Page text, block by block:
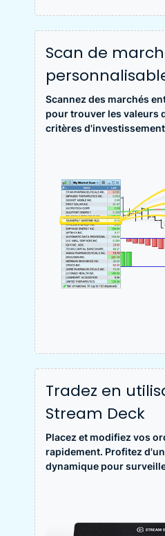
Scan de
Scannez des marchés
pour trouver les valeurs
critères
Tradez en
Stream Deck
Placez et modifiez vos
rapidement. Profitez
dynamique pour